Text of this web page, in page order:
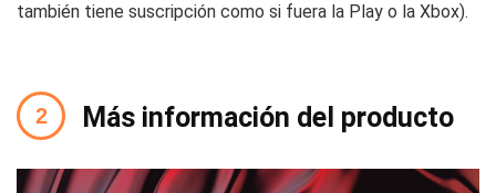
también tiene suscripción como si fuera la Play o la Xbox).
Más información del producto